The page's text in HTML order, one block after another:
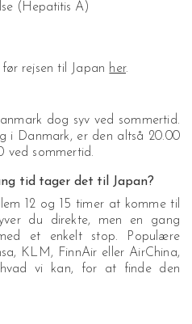
(Hepatitis A)
rejsen til Japan her.
dog syv ved sommertid.
i Danmark, er den altså 20.00
ved sommertid.
tid tager det til Japan?
12 og 15 timer at komme til
du direkte, men en gang
et enkelt stop. Populære
KLM, FinnAir eller AirChina,
vi kan, for at finde den